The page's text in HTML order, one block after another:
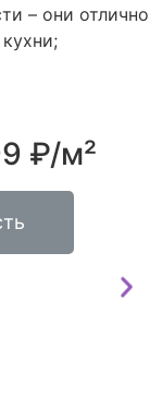
– они отлично
₽/м²